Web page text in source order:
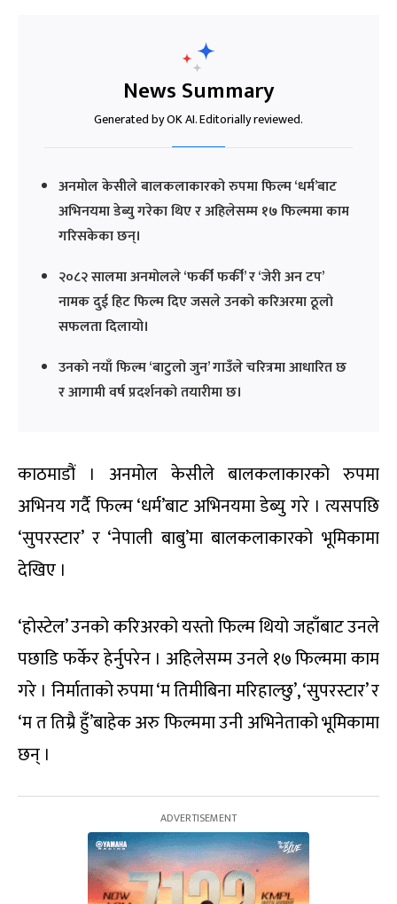
News Summary
Generated by OK AI. Editorially reviewed.
अनमोल केसीले बालकलाकारको रुपमा फिल्म ‘धर्म’बाट
अभिनयमा डेब्यु गरेका थिए र अहिलेसम्म १७ फिल्ममा काम
गरिसकेका छन्।
२०८२ सालमा अनमोलले ‘फर्की फर्की’ र ‘जेरी अन टप’
नामक दुई हिट फिल्म दिए जसले उनको करिअरमा ठूलो
सफलता दिलायो।
उनको नयाँ फिल्म ‘बाटुलो जुन’ गाउँले चरित्रमा आधारित छ
र आगामी वर्ष प्रदर्शनको तयारीमा छ।
काठमाडौं । अनमोल केसीले बालकलाकारको रुपमा
अभिनय गर्दै फिल्म ‘धर्म’बाट अभिनयमा डेब्यु गरे । त्यसपछि
‘सुपरस्टार’ र ‘नेपाली बाबु’मा बालकलाकारको भूमिकामा
देखिए ।
‘होस्टेल’ उनको करिअरको यस्तो फिल्म थियो जहाँबाट उनले
पछाडि फर्केर हेर्नुपरेन । अहिलेसम्म उनले १७ फिल्ममा काम
गरे । निर्माताको रुपमा ‘म तिमीबिना मरिहाल्छु’, ‘सुपरस्टार’ र
‘म त तिम्रै हुँ’बाहेक अरु फिल्ममा उनी अभिनेताको भूमिकामा
छन् ।